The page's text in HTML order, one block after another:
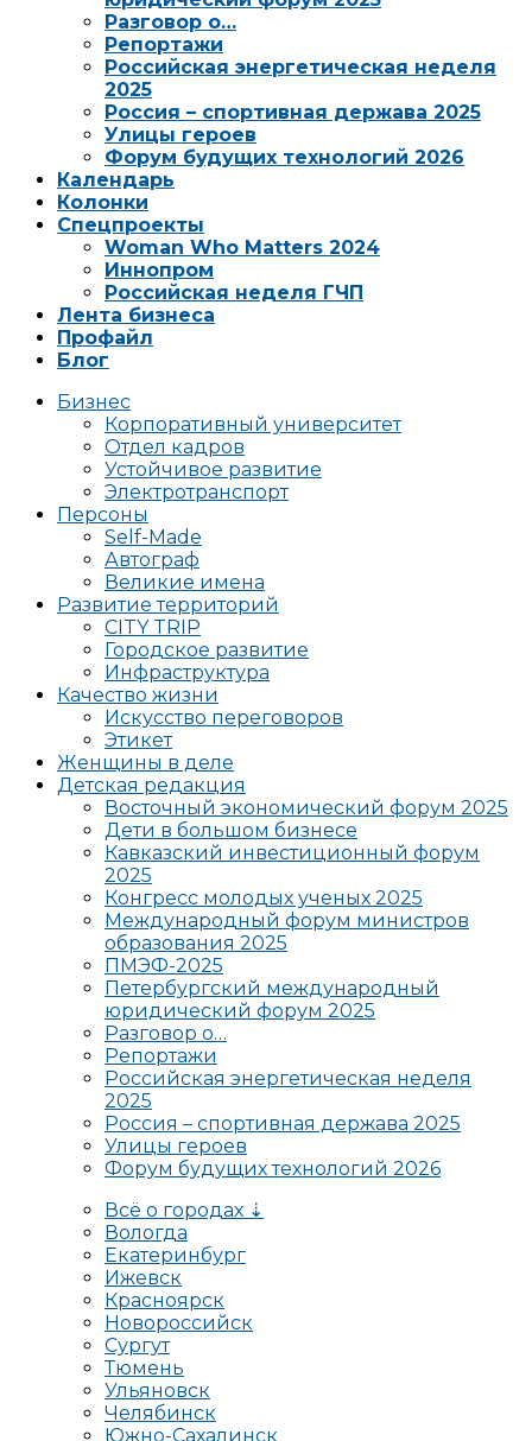
Разговор о…
Репортажи
Российская энергетическая неделя
2025
Россия – спортивная держава 2025
Улицы героев
Форум будущих технологий 2026
Календарь
Колонки
Спецпроекты
Woman Who Matters 2024
Иннопром
Российская неделя ГЧП
Лента бизнеса
Профайл
Блог
Бизнес
Корпоративный университет
Отдел кадров
Устойчивое развитие
Электротранспорт
Персоны
Self-Made
Автограф
Великие имена
Развитие территорий
CITY TRIP
Городское развитие
Инфраструктура
Качество жизни
Искусство переговоров
Этикет
Женщины в деле
Детская редакция
Восточный экономический форум 2025
Дети в большом бизнесе
Кавказский инвестиционный форум
2025
Конгресс молодых ученых 2025
Международный форум министров
образования 2025
ПМЭФ-2025
Петербургский международный
юридический форум 2025
Разговор о…
Репортажи
Российская энергетическая неделя
2025
Россия – спортивная держава 2025
Улицы героев
Форум будущих технологий 2026
Всё о городах ⇣
Вологда
Екатеринбург
Ижевск
Красноярск
Новороссийск
Сургут
Тюмень
Ульяновск
Челябинск
Южно-Сахалинск